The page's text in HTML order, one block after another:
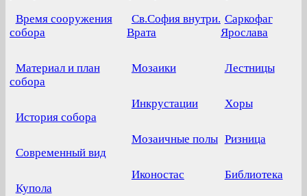
Время сооружения
собора
Материал и план
собора
История собора
Современный вид
Купола
Св.София внутри.
Врата
Мозаики
Инкрустации
Мозаичные полы
Иконостас
Саркофаг
Ярослава
Лестницы
Xоры
Ризница
Библиотека